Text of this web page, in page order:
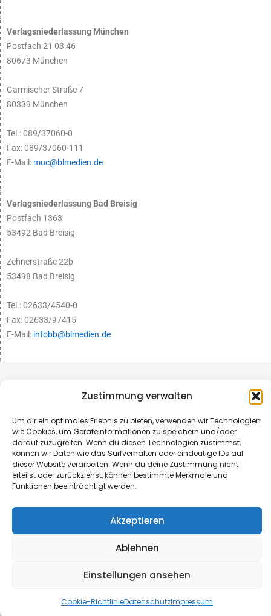
Zustimmung verwalten
Um dir ein optimales Erlebnis zu bieten, verwenden wir Technologien
wie Cookies, um Geräteinformationen zu speichern und/oder
darauf zuzugreifen. Wenn du diesen Technologien zustimmst,
können wir Daten wie das Surfverhalten oder eindeutige IDs auf
dieser Website verarbeiten. Wenn du deine Zustimmung nicht
erteilst oder zurückziehst, können bestimmte Merkmale und
Funktionen beeinträchtigt werden.
Akzeptieren
Ablehnen
Einstellungen ansehen
Cookie-RichtlinieDatenschutzImpressum
Verlagsniederlassung München
Postfach 21 03 46
80673 München
Garmischer Straße 7
80339 München
Tel.: 089/37060-0
Fax: 089/37060-111
E-Mail: muc@blmedien.de
Verlagsniederlassung Bad Breisig
Postfach 1363
53492 Bad Breisig
Zehnerstraße 22b
53498 Bad Breisig
Tel.: 02633/4540-0
Fax: 02633/97415
E-Mail: infobb@blmedien.de